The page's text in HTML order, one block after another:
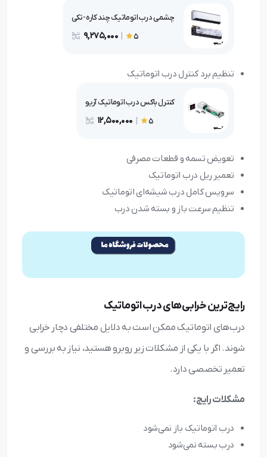
چشمی درب اتوماتیک چند کاره-تکی
5
9,275,000
تنظیم برد کنترل درب اتوماتیک
کنترل باکس درب اتوماتیک آریو
5
12,500,000
تعویض تسمه و قطعات مصرفی
تعمیر ریل درب اتوماتیک
سرویس کامل درب شیشه‌ای اتوماتیک
تنظیم سرعت باز و بسته شدن درب
رایج‌ترین خرابی‌های درب اتوماتیک
درب‌های اتوماتیک ممکن است به دلایل مختلفی دچار خرابی
شوند. اگر با یکی از مشکلات زیر روبرو هستید، نیاز به بررسی و
تعمیر تخصصی دارد.
مشکلات رایج:
درب اتوماتیک باز نمی‌شود
درب بسته نمی‌شود